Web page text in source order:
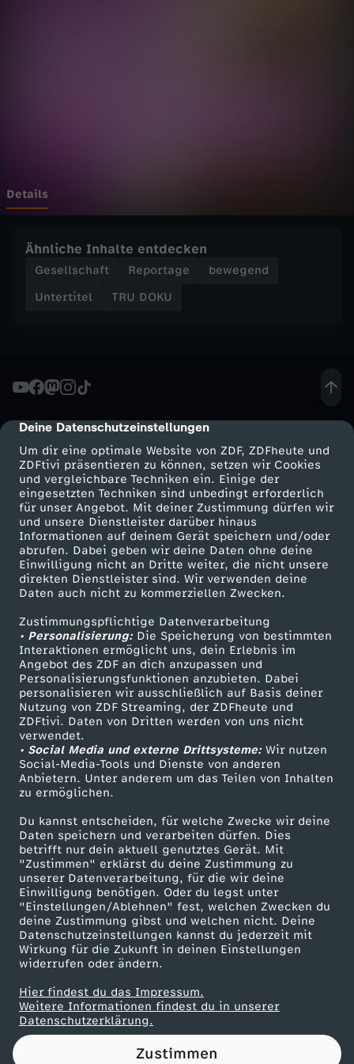
cmp-dialog-description
Deine Datenschutzeinstellungen
Um dir eine optimale Website von ZDF, ZDFheute und
ZDFtivi präsentieren zu können, setzen wir Cookies
und vergleichbare Techniken ein. Einige der
eingesetzten Techniken sind unbedingt erforderlich
für unser Angebot. Mit deiner Zustimmung dürfen wir
und unsere Dienstleister darüber hinaus
Informationen auf deinem Gerät speichern und/oder
abrufen. Dabei geben wir deine Daten ohne deine
Einwilligung nicht an Dritte weiter, die nicht unsere
direkten Dienstleister sind. Wir verwenden deine
Daten auch nicht zu kommerziellen Zwecken.
Zustimmungspflichtige Datenverarbeitung
• Personalisierung:Die Speicherung von bestimmten
Interaktionen ermöglicht uns, dein Erlebnis im
Angebot des ZDF an dich anzupassen und
Personalisierungsfunktionen anzubieten. Dabei
personalisieren wir ausschließlich auf Basis deiner
Nutzung von ZDF Streaming, der ZDFheute und
ZDFtivi. Daten von Dritten werden von uns nicht
verwendet.
• Social Media und externe Drittsysteme:Wir nutzen
Social-Media-Tools und Dienste von anderen
Anbietern. Unter anderem um das Teilen von Inhalten
zu ermöglichen.
Du kannst entscheiden, für welche Zwecke wir deine
Daten speichern und verarbeiten dürfen. Dies
betrifft nur dein aktuell genutztes Gerät. Mit
"Zustimmen" erklärst du deine Zustimmung zu
unserer Datenverarbeitung, für die wir deine
Einwilligung benötigen. Oder du legst unter
"Einstellungen/Ablehnen" fest, welchen Zwecken du
deine Zustimmung gibst und welchen nicht. Deine
Datenschutzeinstellungen kannst du jederzeit mit
Wirkung für die Zukunft in deinen Einstellungen
widerrufen oder ändern.
Hier findest du das Impressum.
Weitere Informationen findest du in unserer
Datenschutzerklärung.
Zustimmen
i
s
M
e
i
n
B
r
u
d
e
r
N
i
c
k
i
s
t
s
Details
Ähnliche Inhalte entdecken
Gesellschaft Reportage
bewegend
Untertitel
TRU DOKU
Mehr ZDF
ZDF-Apps
Smart TV
ZDFtext
Livestreams
Sendungen A-Z
TV-Programm
Service
ZDFmitreden
Kontakt zum ZDF
Tickets
Zuschauerservice
Hilfe
ZDF Unternehmen
Karriere
ZDF goes Schule
Werbefernsehen
Mainzelmännchen
Partner